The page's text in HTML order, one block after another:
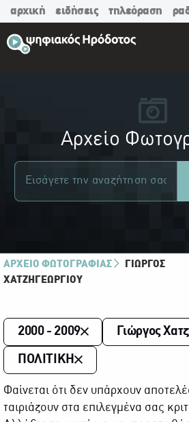
αρχική ειδήσεις τηλεόραση
Αρχείο
ΑΡΧΕΙΟ ΦΩΤΟΓΡΑΦΙΑΣ
ΓΙΏΡΓΟΣ
ΧΑΤΖΗΓΕΩΡΓΊΟΥ
2000 - 2009 Γιώργος
ΠΟΛΙΤΙΚΗ
Φαίνεται ότι δεν υπάρχουν
ταιριάζουν στα επιλεγμένα σας